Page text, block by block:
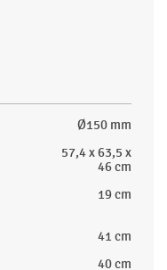
Ø150 mm
57,4 x 63,5 x
46 cm
19 cm
41 cm
40 cm